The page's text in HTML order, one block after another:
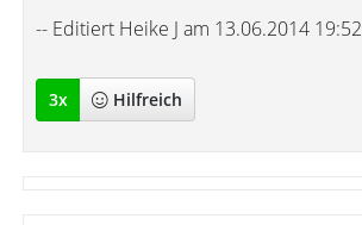
-- Editiert Heike J am 13.06.2014 19:52
3x Hilfreich